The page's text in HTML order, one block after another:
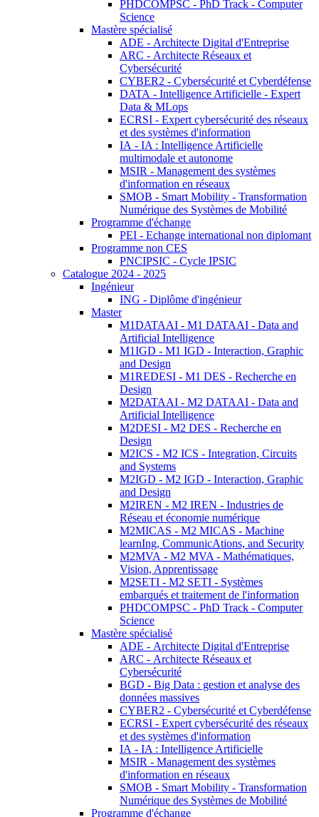
PHDCOMPSC - PhD Track - Computer
Science
Mastère spécialisé
ADE - Architecte Digital d'Entreprise
ARC - Architecte Réseaux et
Cybersécurité
CYBER2 - Cybersécurité et Cyberdéfense
DATA - Intelligence Artificielle - Expert
Data & MLops
ECRSI - Expert cybersécurité des réseaux
et des systèmes d'information
IA - IA : Intelligence Artificielle
multimodale et autonome
MSIR - Management des systèmes
d'information en réseaux
SMOB - Smart Mobility - Transformation
Numérique des Systèmes de Mobilité
Programme d'échange
PEI - Echange international non diplomant
Programme non CES
PNCIPSIC - Cycle IPSIC
Catalogue 2024 - 2025
Ingénieur
ING - Diplôme d'ingénieur
Master
M1DATAAI - M1 DATAAI - Data and
Artificial Intelligence
M1IGD - M1 IGD - Interaction, Graphic
and Design
M1REDESI - M1 DES - Recherche en
Design
M2DATAAI - M2 DATAAI - Data and
Artificial Intelligence
M2DESI - M2 DES - Recherche en
Design
M2ICS - M2 ICS - Integration, Circuits
and Systems
M2IGD - M2 IGD - Interaction, Graphic
and Design
M2IREN - M2 IREN - Industries de
Réseau et économie numérique
M2MICAS - M2 MICAS - Machine
learnIng, CommunicAtions, and Security
M2MVA - M2 MVA - Mathématiques,
Vision, Apprentissage
M2SETI - M2 SETI - Systèmes
embarqués et traitement de l'information
PHDCOMPSC - PhD Track - Computer
Science
Mastère spécialisé
ADE - Architecte Digital d'Entreprise
ARC - Architecte Réseaux et
Cybersécurité
BGD - Big Data : gestion et analyse des
données massives
CYBER2 - Cybersécurité et Cyberdéfense
ECRSI - Expert cybersécurité des réseaux
et des systèmes d'information
IA - IA : Intelligence Artificielle
MSIR - Management des systèmes
d'information en réseaux
SMOB - Smart Mobility - Transformation
Numérique des Systèmes de Mobilité
Programme d'échange